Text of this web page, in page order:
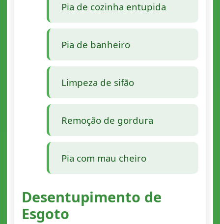
Pia de cozinha entupida
Pia de banheiro
Limpeza de sifão
Remoção de gordura
Pia com mau cheiro
Desentupimento de
Esgoto